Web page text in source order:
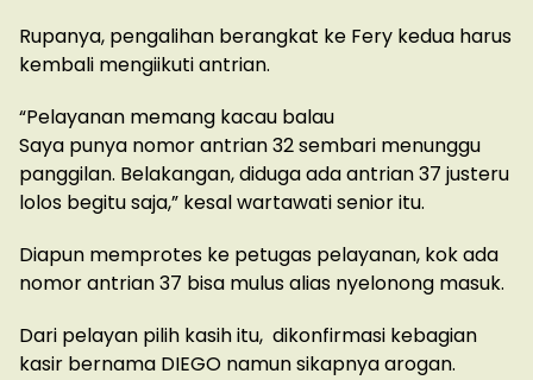
Rupanya, pengalihan berangkat ke Fery kedua harus
kembali mengiikuti antrian.
“Pelayanan memang kacau balau
Saya punya nomor antrian 32 sembari menunggu
panggilan. Belakangan, diduga ada antrian 37 justeru
lolos begitu saja,” kesal wartawati senior itu.
Diapun memprotes ke petugas pelayanan, kok ada
nomor antrian 37 bisa mulus alias nyelonong masuk.
Dari pelayan pilih kasih itu, dikonfirmasi kebagian
kasir bernama DIEGO namun sikapnya arogan.